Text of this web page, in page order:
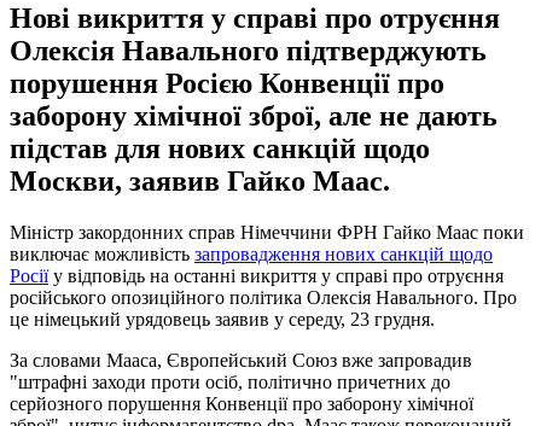
Нові викриття у справі про отруєння
Олексія Навального підтверджують
порушення Росією Конвенції про
заборону хімічної зброї, але не дають
підстав для нових санкцій щодо
Москви, заявив Гайко Маас.
Міністр закордонних справ Німеччини ФРН Гайко Маас поки
виключає можливість запровадження нових санкцій щодо
Росіїу відповідь на останні викриття у справі про отруєння
російського опозиційного політика Олексія Навального. Про
це німецький урядовець заявив у середу, 23 грудня.
За словами Мааса, Європейський Союз вже запровадив
"штрафні заходи проти осіб, політично причетних до
серйозного порушення Конвенції про заборону хімічної